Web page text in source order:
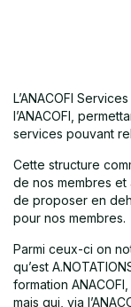
L’ANACOFI
l’ANACOFI,
services pouvant
Cette structure
de nos membres
de proposer en
pour nos membres.
Parmi ceux-ci on
qu’est
formation
mais qui, via